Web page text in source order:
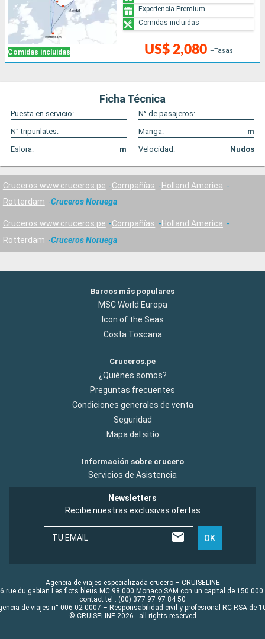
Comidas incluidas US$ 2,080 +Tasas
Experiencia Premium
Comidas incluidas
Ficha Técnica
Puesta en servicio:
N° de pasajeros:
N° tripunlates:
Manga:
m
Eslora:
m Velocidad: Nudos
Cruceros www.cruceros.pe Compañías
Holland America
Rotterdam
Cruceros Noruega
Cruceros www.cruceros.pe Compañías
Holland America
Rotterdam
Cruceros Noruega
Barcos más populares
MSC World Europa
Icon of the Seas
Costa Toscana
Cruceros.pe
¿Quiénes somos?
Preguntas frecuentes
Condiciones generales de venta
Seguridad
Mapa del sitio
Información sobre crucero
Servicios de Asistencia
Newsletters
Recibe nuestras exclusivas ofertas
TU EMAIL OK
Agencia de viajes especializada crucero – CRUISELINE
rue du gabian Les flots bleus MC 98 000 Monaco SAM con un capital de 150 000
contact tel : (00) 377 97 97 84 50
de viajes n° 006 02 0007 – Responsabilidad civil y profesional RC RSA de
© CRUISELINE 2026 - all rights reserved